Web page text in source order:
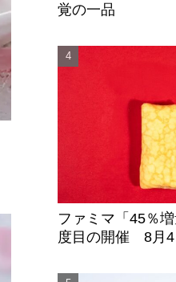
覚の一品
ファミマ「45％
度目の開催 8月4